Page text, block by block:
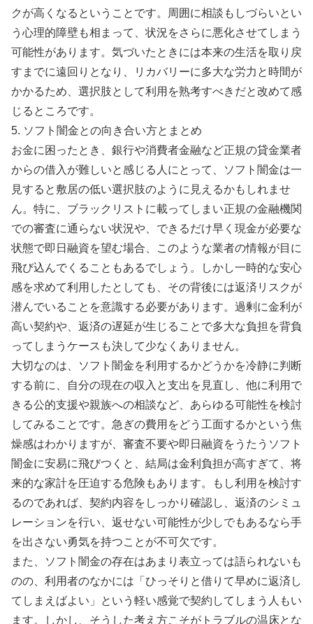
クが高くなるということです。周囲に相談もしづらいとい
う心理的障壁も相まって、状況をさらに悪化させてしまう
可能性があります。気づいたときには本来の生活を取り戻
すまでに遠回りとなり、リカバリーに多大な労力と時間が
かかるため、選択肢として利用を熟考すべきだと改めて感
じるところです。
5. ソフト闇金との向き合い方とまとめ
お金に困ったとき、銀行や消費者金融など正規の貸金業者
からの借入が難しいと感じる人にとって、ソフト闇金は一
見すると敷居の低い選択肢のように見えるかもしれませ
ん。特に、ブラックリストに載ってしまい正規の金融機関
での審査に通らない状況や、できるだけ早く現金が必要な
状態で即日融資を望む場合、このような業者の情報が目に
飛び込んでくることもあるでしょう。しかし一時的な安心
感を求めて利用したとしても、その背後には返済リスクが
潜んでいることを意識する必要があります。過剰に金利が
高い契約や、返済の遅延が生じることで多大な負担を背負
ってしまうケースも決して少なくありません。
大切なのは、ソフト闇金を利用するかどうかを冷静に判断
する前に、自分の現在の収入と支出を見直し、他に利用で
きる公的支援や親族への相談など、あらゆる可能性を検討
してみることです。急ぎの費用をどう工面するかという焦
燥感はわかりますが、審査不要や即日融資をうたうソフト
闇金に安易に飛びつくと、結局は金利負担が高すぎて、将
来的な家計を圧迫する危険もあります。もし利用を検討す
るのであれば、契約内容をしっかり確認し、返済のシミュ
レーションを行い、返せない可能性が少しでもあるなら手
を出さない勇気を持つことが不可欠です。
また、ソフト闇金の存在はあまり表立っては語られないも
のの、利用者のなかには「ひっそりと借りて早めに返済し
てしまえばよい」という軽い感覚で契約してしまう人もい
ます。しかし、そうした考え方こそがトラブルの温床とな